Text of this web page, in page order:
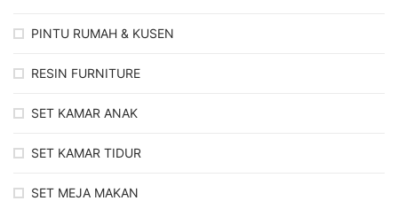
PINTU RUMAH & KUSEN
RESIN FURNITURE
SET KAMAR ANAK
SET KAMAR TIDUR
SET MEJA MAKAN